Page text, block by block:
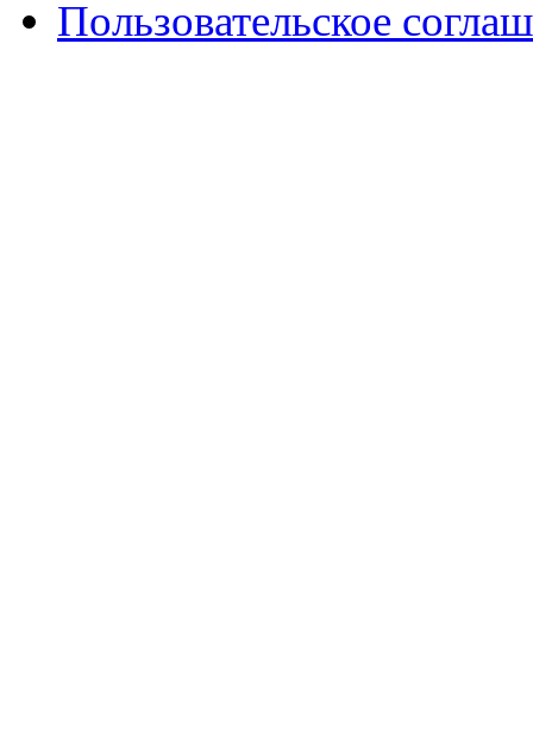
Пользовательское